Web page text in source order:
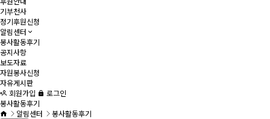
기부천사
정기후원신청
알림센터
봉사활동후기
공지사항
보도자료
자원봉사신청
자유게시판
회원가입
로그인
봉사활동후기
알림센터
봉사활동후기